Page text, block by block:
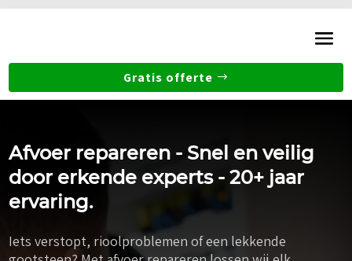
Gratis offerte
Afvoer repareren - Snel en veilig
door erkende experts - 20+ jaar
ervaring.
Iets verstopt, rioolproblemen of een lekkende